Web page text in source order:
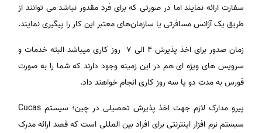
سفارت ارائه نمایند اما در صورتی که برای فرد مقدور نباشد می توانند از
طریق یک آژانس مسافرتی یا سازمان‌های معتبر این کار را پیگیری نمایند.
زمان صدور برای اخذ پذیرش ۴ الی 7 روز کاری میباشد البته خدمات و
سرویس های ویژه ای هم در این زمینه وجود دارند که شما را به صورت
فورس به مدت دو یا سه روز کاری انجام خواهند داد.
پیرو مدارک لازم جهت اخذ پذیرش تحصیلی در چین؛ سیستم Cucas
سیستم نرم افزار اینترنتی برای افراد بین المللی است که قصد ارائه مدرک